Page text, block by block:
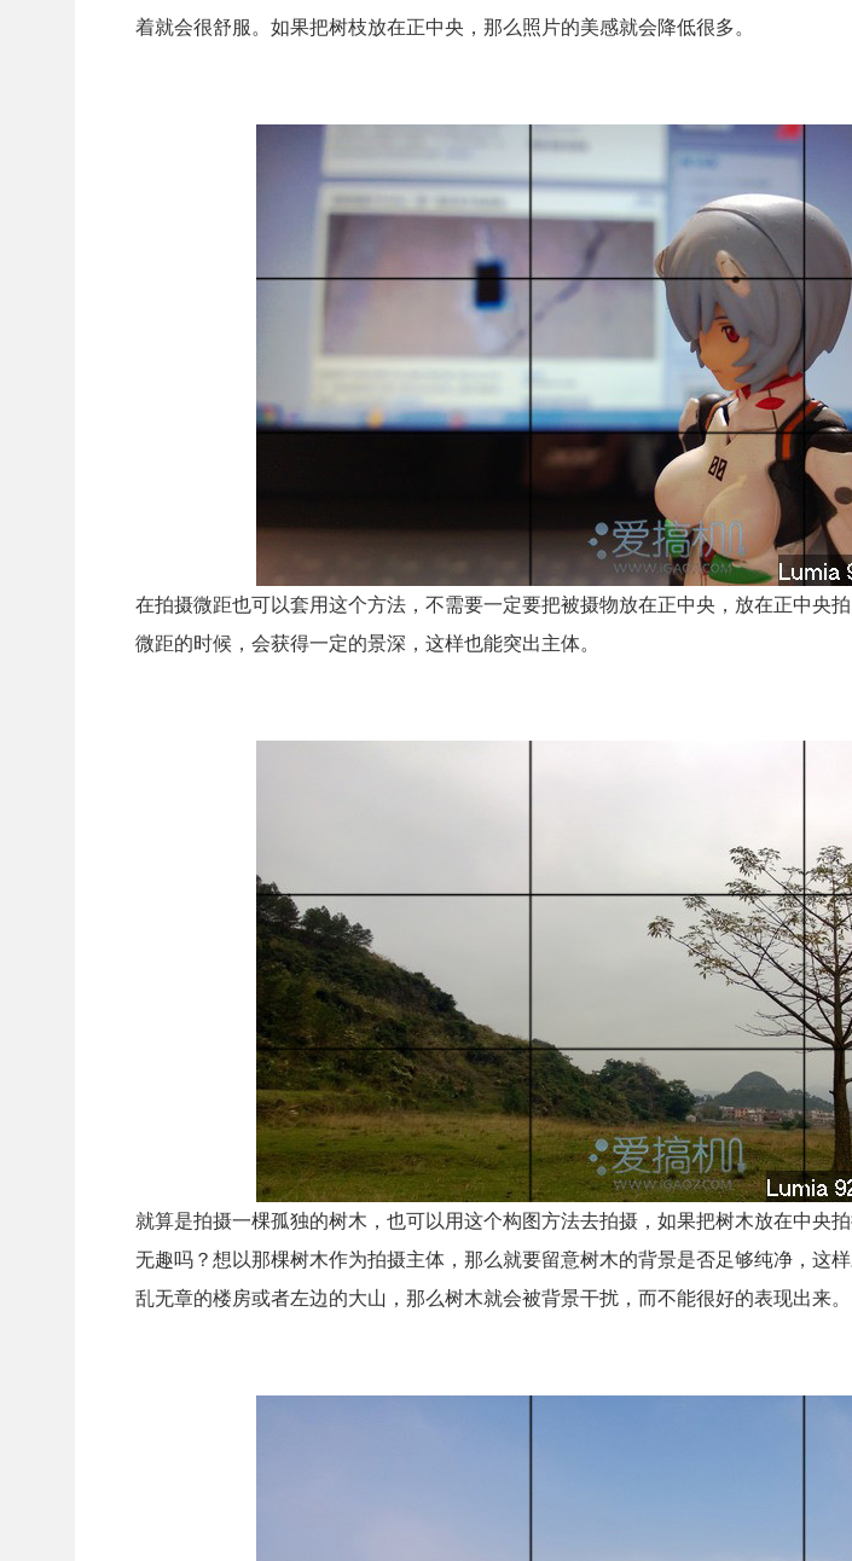
着就会很舒服。如果把树枝放在正中央，那么照片的美感就会降低很多。
在拍摄微距也可以套用这个方法，不需要一定要把被摄物放在正中央，放在正中央
微距的时候，会获得一定的景深，这样也能突出主体。
就算是拍摄一棵孤独的树木，也可以用这个构图方法去拍摄，如果把树木放在中央
无趣吗？想以那棵树木作为拍摄主体，那么就要留意树木的背景是否足够纯净，这
乱无章的楼房或者左边的大山，那么树木就会被背景干扰，而不能很好的表现出来。